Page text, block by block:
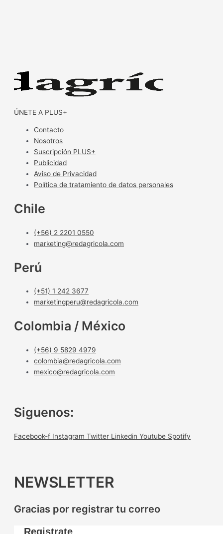
ÚNETE A PLUS+
Contacto
Nosotros
Suscripción PLUS+
Publicidad
Aviso de Privacidad
Política de tratamiento de datos personales
Chile
(+56) 2 2201 0550
marketing@redagricola.com
Perú
(+51) 1 242 3677
marketingperu@redagricola.com
Colombia / México
(+56) 9 5829 4979
colombia@redagricola.com
mexico@redagricola.com
Siguenos:
Facebook-f Instagram Twitter Linkedin Youtube Spotify
NEWSLETTER
Gracias por registrar tu correo
Registrate